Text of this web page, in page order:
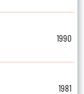
1990
1981